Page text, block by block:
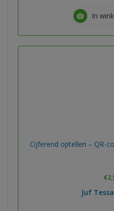
In
Cijferend optellen – QR-
€
Juf